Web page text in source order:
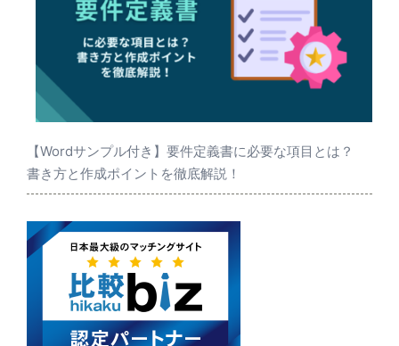
【Wordサンプル付き】要件定義書に必要な項目とは？
書き方と作成ポイントを徹底解説！